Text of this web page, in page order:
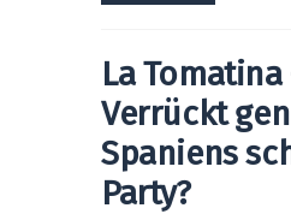
La Tomatina
Verrückt
Spaniens
Party?